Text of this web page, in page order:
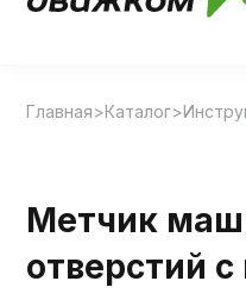
Главная Каталог
Метчик
отверстий